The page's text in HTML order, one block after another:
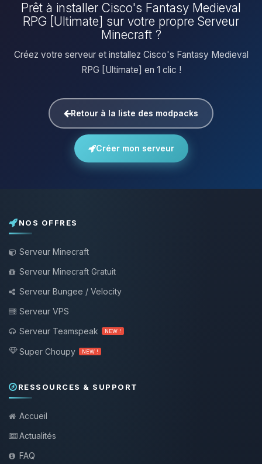
Prêt à installer Cisco's Fantasy Medieval
RPG [Ultimate] sur votre propre Serveur
Minecraft ?
Créez votre serveur et installez Cisco's Fantasy Medieval
RPG [Ultimate] en 1 clic !
Retour à la liste des modpacks
Créer mon serveur
NOS OFFRES
Serveur Minecraft
Serveur Minecraft Gratuit
Serveur Bungee / Velocity
Serveur VPS
Serveur Teamspeak
NEW !
Super Choupy NEW !
RESSOURCES & SUPPORT
Accueil
Actualités
FAQ